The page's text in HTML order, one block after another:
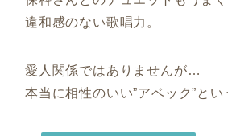
違和感のない歌唱力。
愛人関係ではありませんが…
本当に相性のいい”アベック”とい